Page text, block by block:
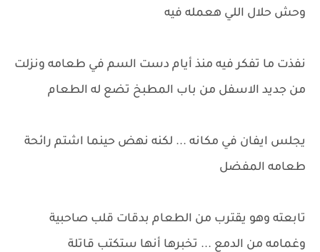
وحش حلال اللي هعمله فيه
نفذت ما تفكر فيه منذ أيام دست السم في طعامه ونزلت
من جديد الاسفل من باب المطبخ تضع له الطعام
يجلس ايفان في مكانه ... لكنه نهض حينما اشتم رائحة
طعامه المفضل
تابعته وهو يقترب من الطعام بدقات قلب صاحبية
وغمامه من الدمع ... تخبرها أنها ستكتب قاتلة